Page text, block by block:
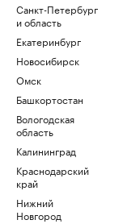
Санкт-Петербург
и область
Екатеринбург
Новосибирск
Омск
Башкортостан
Вологодская
область
Калининград
Краснодарский
край
Нижний
Новгород